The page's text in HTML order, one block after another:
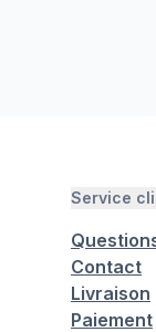
Service
Contact
Livraison
Paiement